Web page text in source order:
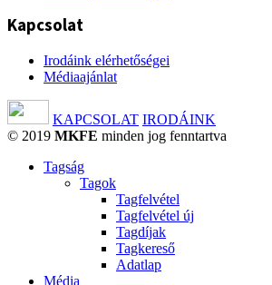
Kapcsolat
Irodáink elérhetőségei
Médiaajánlat
KAPCSOLAT IRODÁINK
© 2019 MKFE minden jog fenntartva
Tagság
Tagok
Tagfelvétel
Tagfelvétel új
Tagdíjak
Tagkereső
Adatlap
Média